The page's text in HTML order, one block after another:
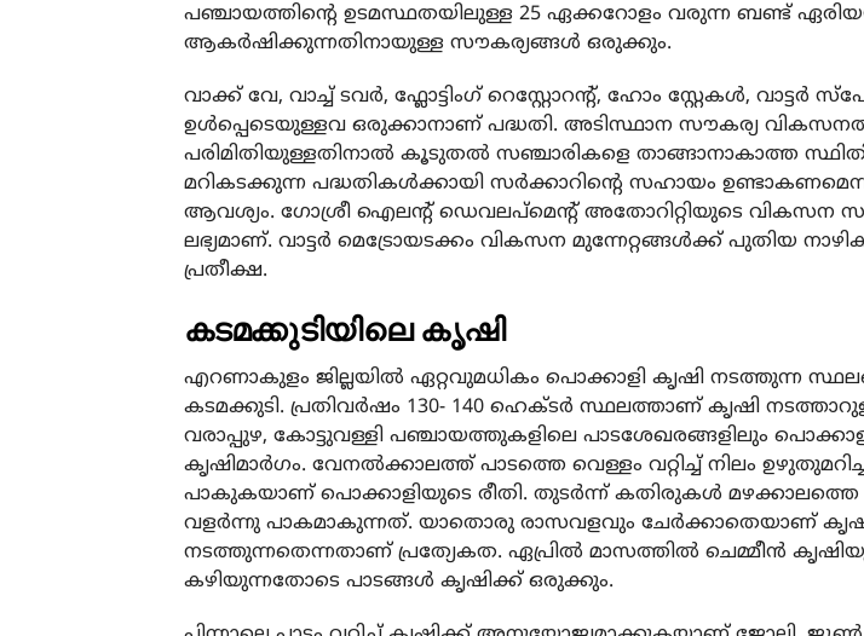
പഞ്ചായത്തിന്റെ ഉടമസ്ഥതയിലുള്ള 25 ഏക്കറോളം വരുന്ന ബണ്ട്
ആകര്‍ഷിക്കുന്നതിനായുള്ള സൗകര്യങ്ങള്‍ ഒരുക്കും.
വാക്ക് വേ, വാച്ച് ടവര്‍, ഫ്ലോട്ടിംഗ് റെസ്റ്റോറന്റ്, ഹോം സ്റ്റേകള്‍, വാട്ടര്‍
ഉള്‍പ്പെടെയുള്ളവ ഒരുക്കാനാണ് പദ്ധതി. അടിസ്ഥാന സൗകര്യ
പരിമിതിയുള്ളതിനാല്‍ കൂടുതല്‍ സഞ്ചാരികളെ താങ്ങാനാകാത്ത
മറികടക്കുന്ന പദ്ധതികള്‍ക്കായി സര്‍ക്കാറിന്റെ സഹായം
ആവശ്യം. ഗോശ്രീ ഐലന്റ് ഡെവലപ്മെന്റ് അതോറിറ്റിയുടെ വികസന
ലഭ്യമാണ്. വാട്ടര്‍ മെട്രോയടക്കം വികസന മുന്നേറ്റങ്ങള്‍ക്ക് പുതിയ
പ്രതീക്ഷ.
കടമക്കുടിയിലെ കൃഷി
എറണാകുളം ജില്ലയില്‍ ഏറ്റവുമധികം പൊക്കാളി കൃഷി നടത്തുന്ന
കടമക്കുടി. പ്രതിവര്‍ഷം 130- 140 ഹെക്ടര്‍ സ്ഥലത്താണ് കൃഷി
വരാപ്പുഴ, കോട്ടുവള്ളി പഞ്ചായത്തുകളിലെ പാടശേഖരങ്ങളിലും
കൃഷിമാര്‍ഗം. വേനല്‍ക്കാലത്ത് പാടത്തെ വെള്ളം വറ്റിച്ച് നിലം
പാകുകയാണ് പൊക്കാളിയുടെ രീതി. തുടര്‍ന്ന് കതിരുകള്‍ മഴക്കാലത്തെ
വളര്‍ന്നു പാകമാകുന്നത്. യാതൊരു രാസവളവും ചേര്‍ക്കാതെയാണ്
നടത്തുന്നതെന്നതാണ് പ്രത്യേകത. ഏപ്രില്‍ മാസത്തില്‍ ചെമ്മീന്‍
കഴിയുന്നതോടെ പാടങ്ങള്‍ കൃഷിക്ക് ഒരുക്കും.